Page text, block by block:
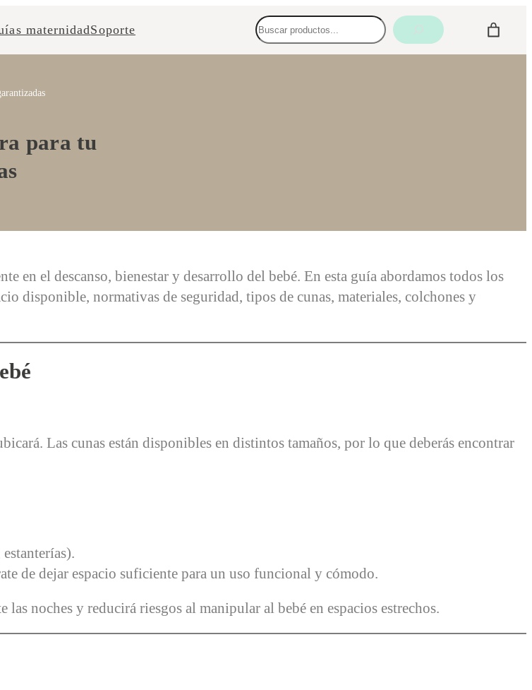
maternidadSoporte
Buscar
para tu
en el descanso, bienestar y desarrollo del bebé. En esta guía abordamos todos los
disponible, normativas de seguridad, tipos de cunas, materiales, colchones y
Las cunas están disponibles en distintos tamaños, por lo que deberás encontrar
de dejar espacio suficiente para un uso funcional y cómodo.
noches y reducirá riesgos al manipular al bebé en espacios estrechos.